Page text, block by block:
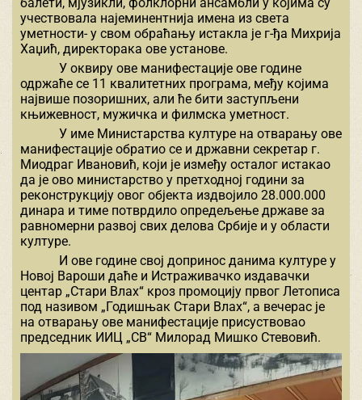
учествовала најеминентнија имена из света
уметности- у свом обраћању истакла је г-ђа Михрија
Хаџић, директорака ове установе.
У оквиру ове манифестације ове године
одржаће се 11 квалитетних програма, међу којима
највише позоришних, али ће бити заступљени
књижевност, мужичка и филмска уметност.
У име Министарства културе на отварању ове
манифестације обратио се и државни секретар г.
Миодраг Ивановић, који је између осталог истакао
да је ово министарство у претходној години за
реконструкцију овог објекта издвојило 28.000.000
динара и тиме потврдило опредељење државе за
равномерни развој свих делова Србије и у области
културе.
И ове године свој допринос данима културе у
Новој Вароши даће и Истраживачко издавачки
центар „Стари Влах“ кроз промоцију првог Летописа
под називом „Годишњак Стари Влах“, а вечерас је
на отварању ове манифестације присуствовао
председник ИИЦ „СВ“ Милорад Мишко Стевовић.